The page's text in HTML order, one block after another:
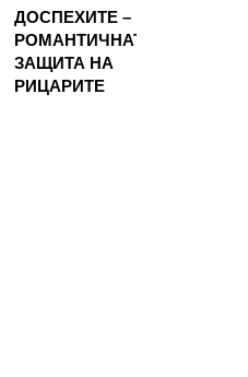
ДОСПЕХИТЕ –
РОМАНТИЧНАТА
ЗАЩИТА НА
РИЦАРИТЕ